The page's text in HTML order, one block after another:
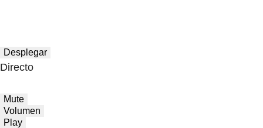
Desplegar
Directo
Mute
Volumen
Play